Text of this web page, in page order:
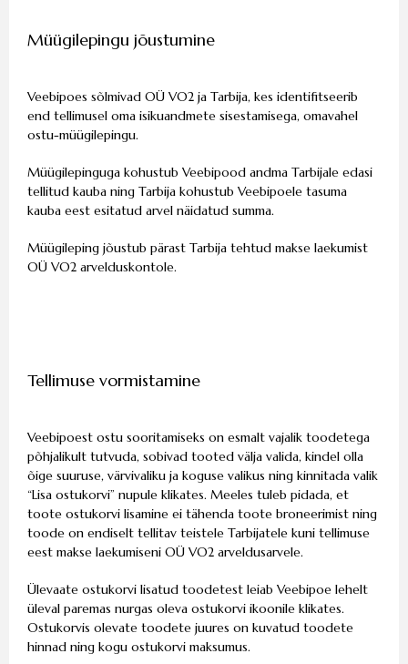
Müügilepingu jõustumine
Veebipoes sõlmivad OÜ VO2 ja Tarbija, kes identifitseerib
end tellimusel oma isikuandmete sisestamisega, omavahel
ostu-müügilepingu.
Müügilepinguga kohustub Veebipood andma Tarbijale edasi
tellitud kauba ning Tarbija kohustub Veebipoele tasuma
kauba eest esitatud arvel näidatud summa.
Müügileping jõustub pärast Tarbija tehtud makse laekumist
OÜ VO2 arvelduskontole.
Tellimuse vormistamine
Veebipoest ostu sooritamiseks on esmalt vajalik toodetega
põhjalikult tutvuda, sobivad tooted välja valida, kindel olla
õige suuruse, värvivaliku ja koguse valikus ning kinnitada valik
“Lisa ostukorvi” nupule klikates. Meeles tuleb pidada, et
toote ostukorvi lisamine ei tähenda toote broneerimist ning
toode on endiselt tellitav teistele Tarbijatele kuni tellimuse
eest makse laekumiseni OÜ VO2 arveldusarvele.
Ülevaate ostukorvi lisatud toodetest leiab Veebipoe lehelt
üleval paremas nurgas oleva ostukorvi ikoonile klikates.
Ostukorvis olevate toodete juures on kuvatud toodete
hinnad ning kogu ostukorvi maksumus.